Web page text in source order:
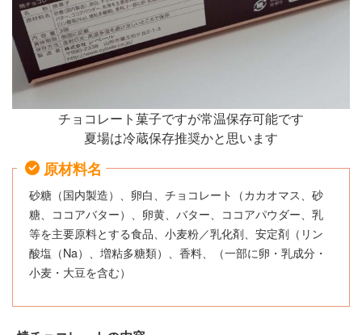
チョコレート菓子ですが常温保存可能です
夏場は冷蔵保存推奨かと思います
原材料名
砂糖（国内製造）、卵白、チョコレート（カカオマス、砂
糖、ココアバター）、卵黄、バター、ココアパウダー、乳
等を主要原料とする食品、小麦粉／乳化剤、安定剤（リン
酸塩（Na）、増粘多糖類）、香料、（一部に卵・乳成分・
小麦・大豆を含む）